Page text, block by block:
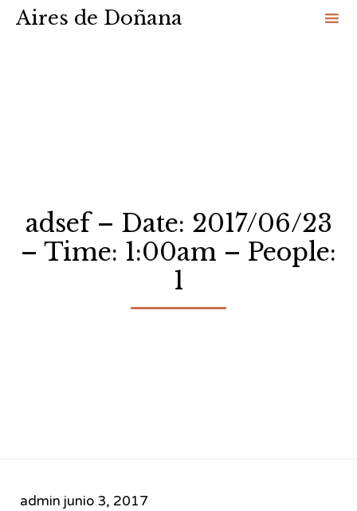
Aires de Doñana
adsef – Date: 2017/06/23
– Time: 1:00am – People:
1
admin junio 3, 2017